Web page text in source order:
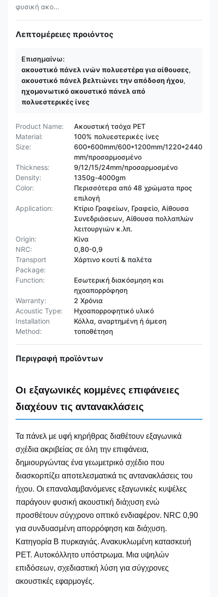
φυσική ακο...
Λεπτομέρειες προιόντος
Επισημαίνω:
ακουστικό πάνελ ινών πολυεστέρα για αίθουσες,
ακουστικό πάνελ βελτιώνει την απόδοση ήχου,
ηχομονωτικό ακουστικό πάνελ από
πολυεστερικές ίνες
Product Name:
Ακουστική τσόχα PET
Material:
100% πολυεστερικές ίνες
Size:
600*600mm/600*1200mm/1220*2440
mm/προσαρμοσμένο
Thickness:
9/12/15/24mm/προσαρμοσμένο
Density:
1350g-4000gm
Color:
Περισσότερα από 48 χρώματα προς
επιλογή
Application:
Κτίριο Γραφείων, Γραφείο, Αίθουσα
Συνεδριάσεων, Αίθουσα πολλαπλών
λειτουργιών κ.λπ.
Origin:
Κίνα
NRC:
0,80-0,9
Transport
Package:
Χάρτινο κουτί & παλέτα
Function:
Εσωτερική διακόσμηση και
ηχοαπορρόφηση
Warranty:
2 Χρόνια
Acoustic Type:
Ηχοαπορροφητικό υλικό
Installation
Method:
Κόλλα, αναρτημένη ή άμεση
τοποθέτηση
Περιγραφή προϊόντων
Οι εξαγωνικές κομμένες επιφάνειες
διαχέουν τις αντανακλάσεις
Τα πάνελ με υφή κηρήθρας διαθέτουν εξαγωνικά
σχέδια ακριβείας σε όλη την επιφάνεια,
δημιουργώντας ένα γεωμετρικό σχέδιο που
διασκορπίζει αποτελεσματικά τις αντανακλάσεις του
ήχου. Οι επαναλαμβανόμενες εξαγωνικές κυψέλες
παράγουν φυσική ακουστική διάχυση ενώ
προσθέτουν σύγχρονο οπτικό ενδιαφέρον. NRC 0,90
για συνδυασμένη απορρόφηση και διάχυση.
Κατηγορία Β πυρκαγιάς. Ανακυκλωμένη κατασκευή
PET. Αυτοκόλλητο υπόστρωμα. Μια υψηλών
επιδόσεων, σχεδιαστική λύση για σύγχρονες
ακουστικές εφαρμογές.